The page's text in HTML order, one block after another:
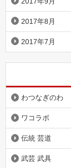
2017年8月
2017年7月
わつなぎのわ
ワコラボ
伝統 芸道
武芸 武具